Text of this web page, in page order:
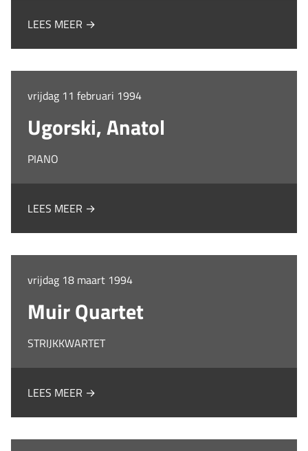
LEES MEER →
vrijdag 11 februari 1994
Ugorski, Anatol
PIANO
LEES MEER →
vrijdag 18 maart 1994
Muir Quartet
STRIJKKWARTET
LEES MEER →